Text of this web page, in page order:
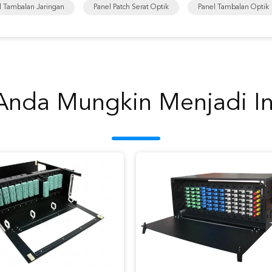
Tambalan Jaringan Panel Patch Serat Optik Panel Tambalan Optik
Mungkin Menjadi